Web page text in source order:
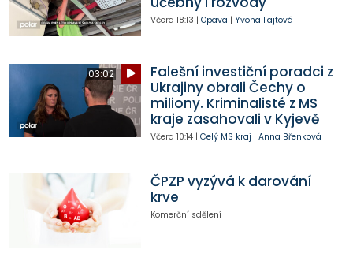
Včera 18:13 | Opava | Yvona Fajtová
03:02
Falešní investiční poradci z
Ukrajiny obrali Čechy o
miliony. Kriminalisté z MS
kraje zasahovali v Kyjevě
Včera 10:14| Celý MS kraj | Anna Břenková
ČPZP vyzývá k darování
krve
Komerční sdělení